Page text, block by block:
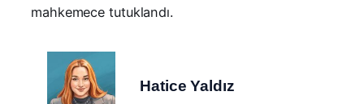
mahkemece tutuklandı.
Hatice Yaldız